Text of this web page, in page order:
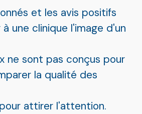
et les avis positifs
une clinique l'image d'un
ne sont pas conçus pour
la qualité des
attirer l'attention.